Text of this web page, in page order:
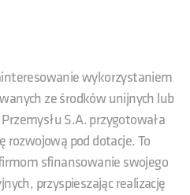
wykorzystaniem
ze środków unijnych lub
S.A. przygotowała
rozwojową pod dotacje. To
sfinansowanie swojego
przyspieszając realizację